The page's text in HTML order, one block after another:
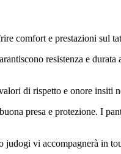
comfort e prestazioni sul
resistenza e durata
di rispetto e onore insiti
presa e protezione. I
vi accompagnerà in